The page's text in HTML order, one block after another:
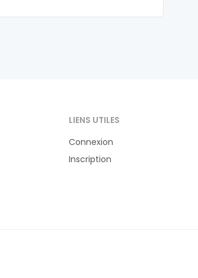
LIENS UTILES
Connexion
Inscription